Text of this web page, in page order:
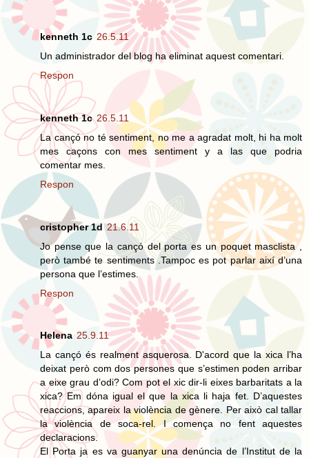
kenneth 1c 26.5.11
Un administrador del blog ha eliminat aquest comentari.
Respon
kenneth 1c 26.5.11
La cançó no té sentiment, no me a agradat molt, hi ha molt
mes caçons con mes sentiment y a las que podria
comentar mes.
Respon
cristopher 1d 21.6.11
Jo pense que la cançó del porta es un poquet masclista ,
però també te sentiments .Tampoc es pot parlar així d’una
persona que l’estimes.
Respon
Helena 25.9.11
La cançó és realment asquerosa. D'acord que la xica l’ha
deixat però com dos persones que s’estimen poden arribar
a eixe grau d’odi? Com pot el xic dir-li eixes barbaritats a la
xica? Em dóna igual el que la xica li haja fet. D’aquestes
reaccions, apareix la violència de gènere. Per això cal tallar
la violència de soca-rel. I comença no fent aquestes
declaracions.
El Porta ja es va guanyar una denúncia de l’Institut de la